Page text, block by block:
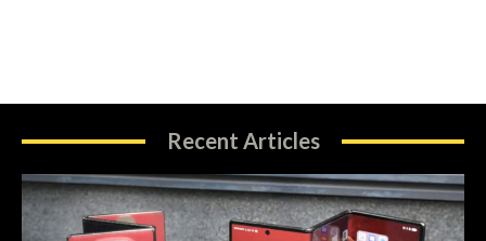
Recent Articles